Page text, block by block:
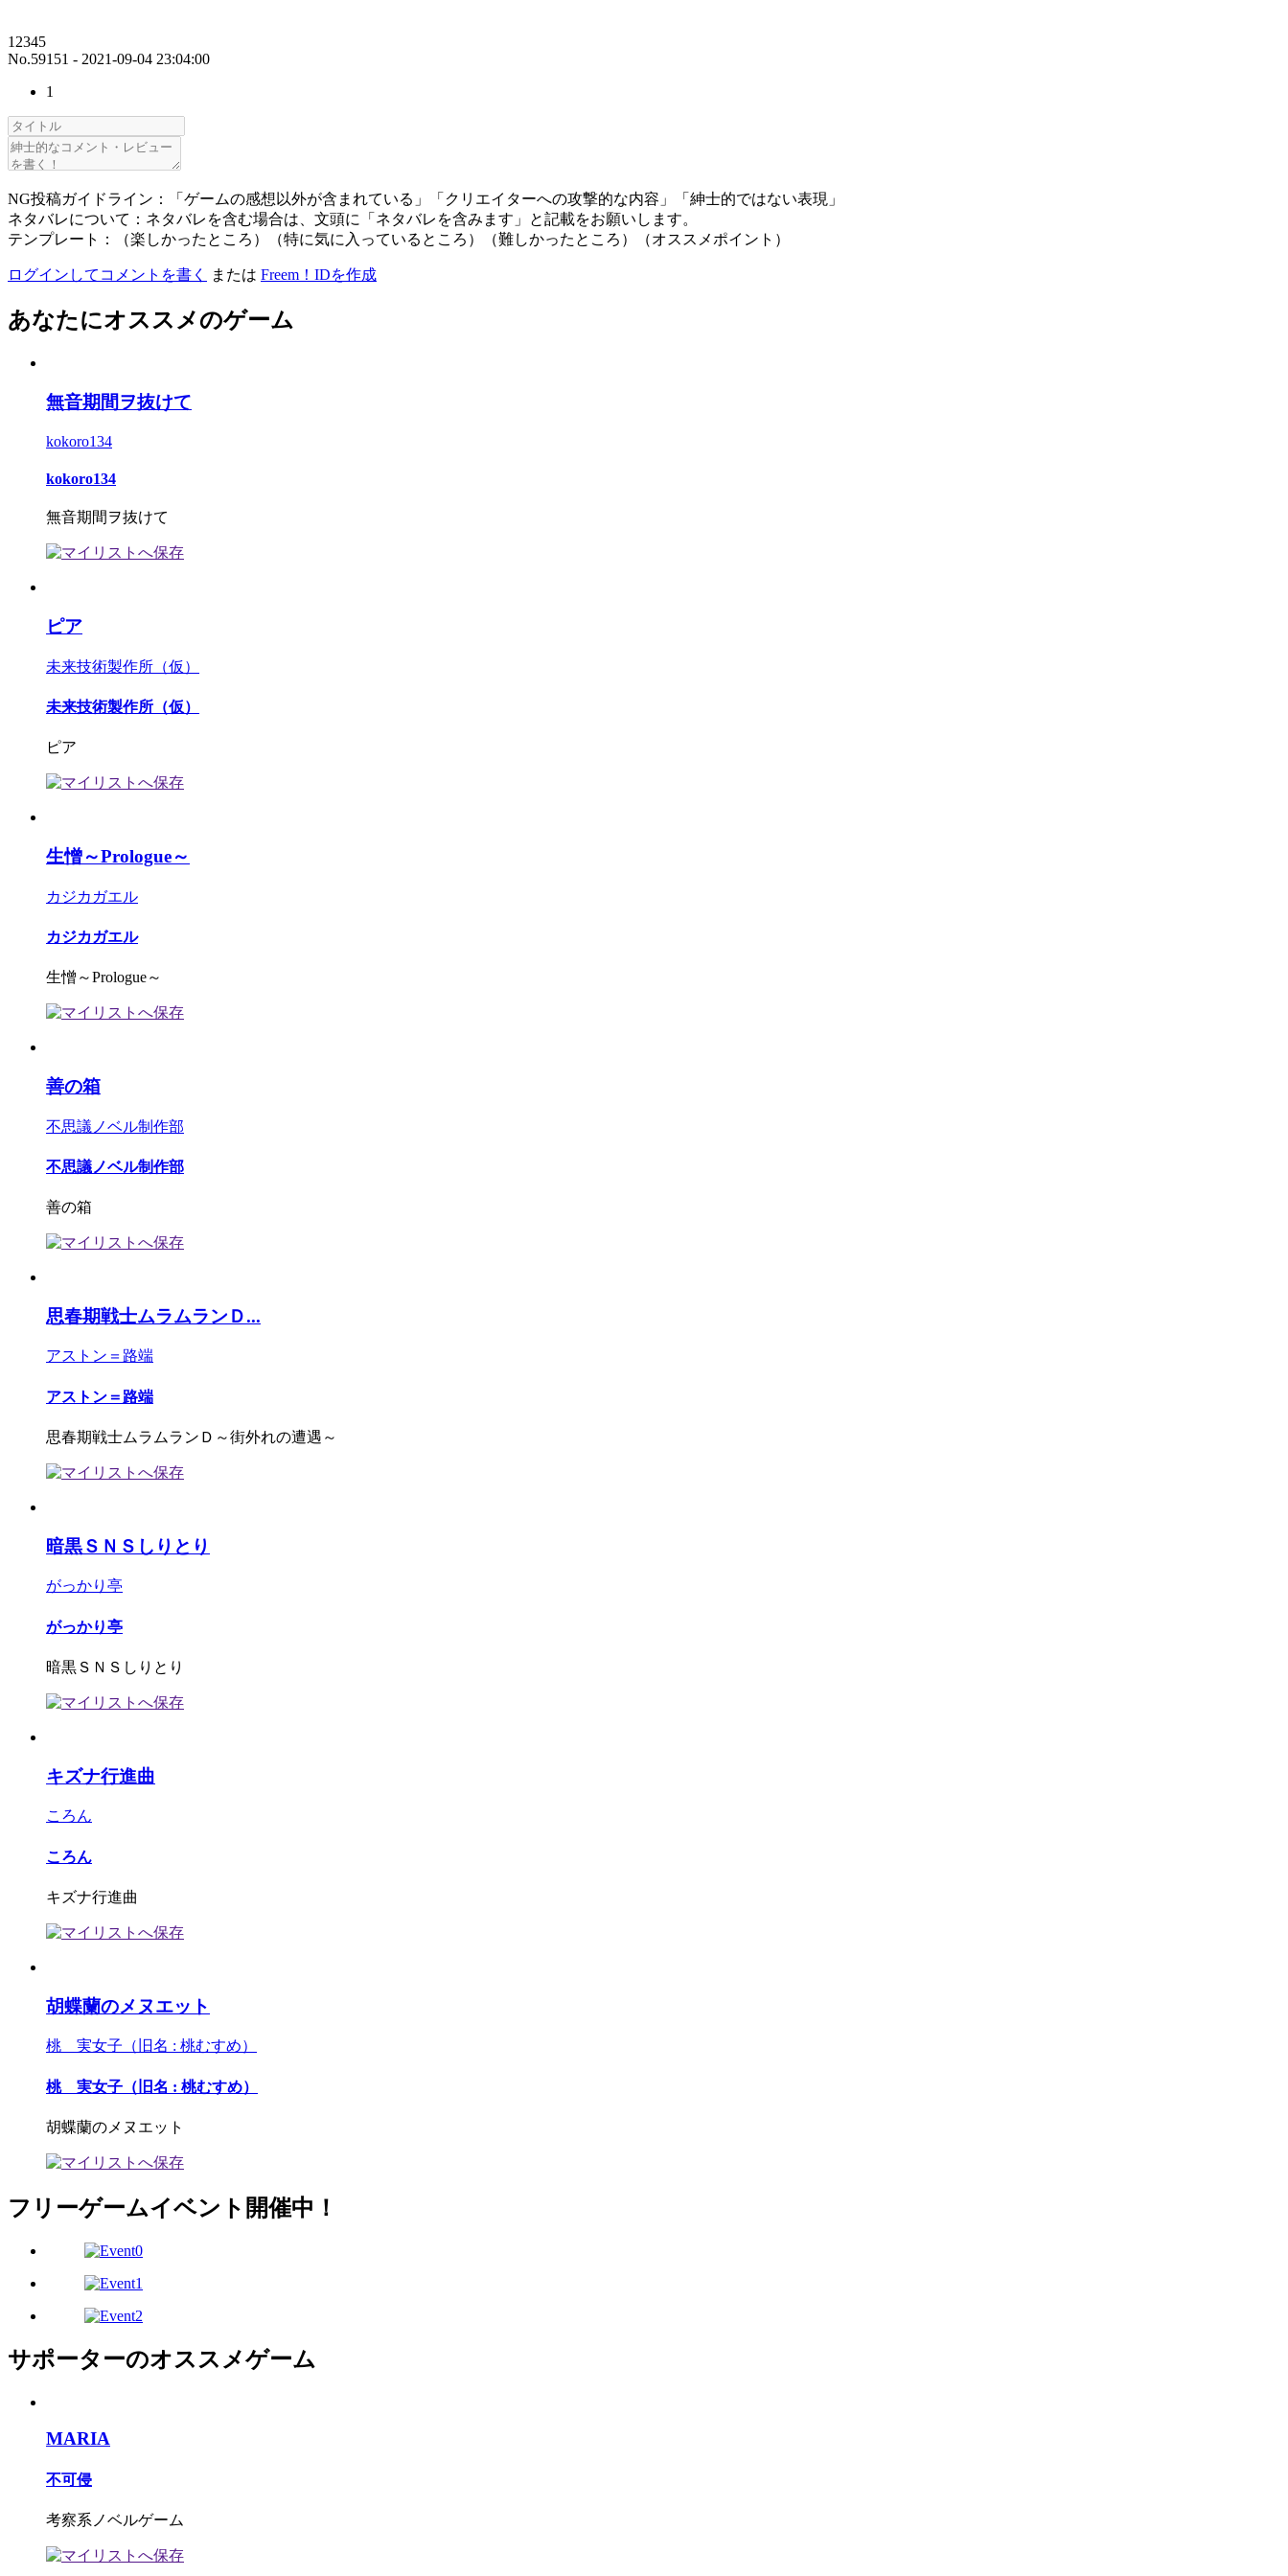
12345
No.59151 - 2021-09-04 23:04:00
1
NG投稿ガイドライン：「ゲームの感想以外が含まれている」「クリエイターへの攻撃的な内容」「紳士的ではない表現」
ネタバレについて：ネタバレを含む場合は、文頭に「ネタバレを含みます」と記載をお願いします。
テンプレート：（楽しかったところ）（特に気に入っているところ）（難しかったところ）（オススメポイント）
ログインしてコメントを書く または Freem！IDを作成
あなたにオススメのゲーム
無音期間ヲ抜けて
kokoro134
kokoro134
無音期間ヲ抜けて
ピア
未来技術製作所（仮）
未来技術製作所（仮）
ピア
生憎～Prologue～
カジカガエル
カジカガエル
生憎～Prologue～
善の箱
不思議ノベル制作部
不思議ノベル制作部
善の箱
思春期戦士ムラムランＤ...
アストン＝路端
アストン＝路端
思春期戦士ムラムランＤ～街外れの遭遇～
暗黒ＳＮＳしりとり
がっかり亭
がっかり亭
暗黒ＳＮＳしりとり
キズナ行進曲
ころん
ころん
キズナ行進曲
胡蝶蘭のメヌエット
桃 実女子（旧名 : 桃むすめ）
桃 実女子（旧名 : 桃むすめ）
胡蝶蘭のメヌエット
フリーゲームイベント開催中！
サポーターのオススメゲーム
MARIA
不可侵
考察系ノベルゲーム